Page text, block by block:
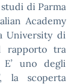
di Parma
Academy
University di
rapporto tra
uno degli
la scoperta